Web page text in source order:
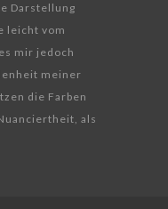
Darstellung
leicht vom
mir jedoch
meiner
die Farben
als